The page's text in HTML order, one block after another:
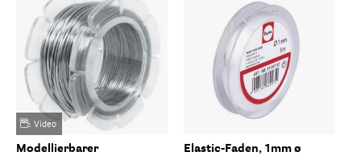
Video
Modellierbarer
Elastic-Faden, 1mm ø